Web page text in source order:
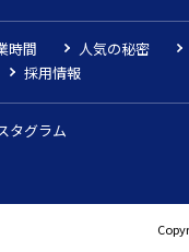
時間
人気の秘密
採用情報
タグラム